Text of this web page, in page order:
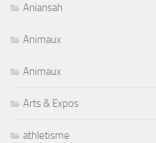
Aniansah
Animaux
Animaux
Arts & Expos
athletisme